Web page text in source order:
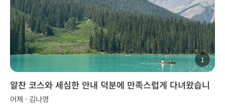
1
알찬 코스와 세심한 안내 덕분에 만족스럽게 다녀왔습니
다.
어제 · 김나영